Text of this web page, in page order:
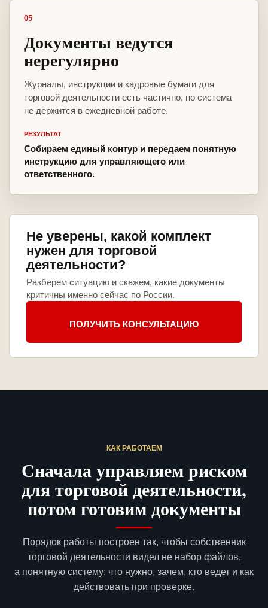
05
Документы ведутся
нерегулярно
Журналы, инструкции и кадровые бумаги для
торговой деятельности есть частично, но система
не держится в ежедневной работе.
РЕЗУЛЬТАТ
Собираем единый контур и передаем понятную
инструкцию для управляющего или
ответственного.
Не уверены, какой комплект
нужен для торговой
деятельности?
Разберем ситуацию и скажем, какие документы
критичны именно сейчас по России.
ПОЛУЧИТЬ КОНСУЛЬТАЦИЮ
КАК РАБОТАЕМ
Сначала управляем риском
для торговой деятельности,
потом готовим документы
Порядок работы построен так, чтобы собственник
торговой деятельности видел не набор файлов,
а понятную систему: что нужно, зачем, кто ведет и как
действовать при проверке.